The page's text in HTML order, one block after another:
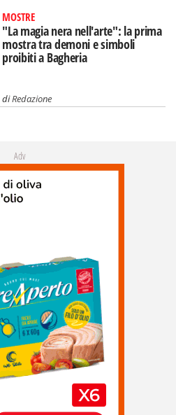
MOSTRE
"La magia nera nell'arte": la prima
mostra tra demoni e simboli
proibiti a Bagheria
diRedazione
Adv